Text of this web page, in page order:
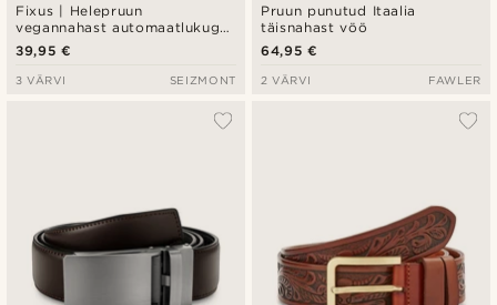
Fixus | Helepruun
vegannahast automaatlukuga
vöö
39,95 €
3 VÄRVI SEIZMONT
Pruun punutud Itaalia
täisnahast vöö
64,95 €
2 VÄRVI FAWLER